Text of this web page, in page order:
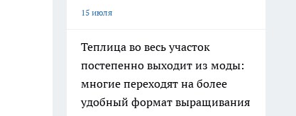
15 июля
Теплица во весь участок
постепенно выходит из моды:
многие переходят на более
удобный формат выращивания